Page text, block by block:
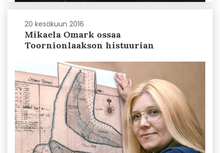
20 kesäkuun 2016
Mikaela Omark ossaa
Toornionlaakson histuurian